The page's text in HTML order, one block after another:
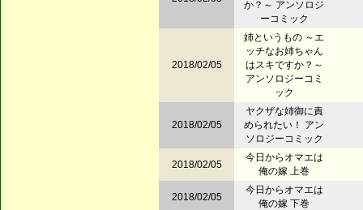
か？～ アンソロジ
ーコミック
2018/02/05
姉というもの ～エ
ッチなお姉ちゃん
はスキですか？～
アンソロジーコミ
ック
2018/02/05
ヤクザな姉御に責
められたい！ アン
ソロジーコミック
2018/02/05
今日からオマエは
俺の嫁 上巻
2018/02/05
今日からオマエは
俺の嫁 下巻